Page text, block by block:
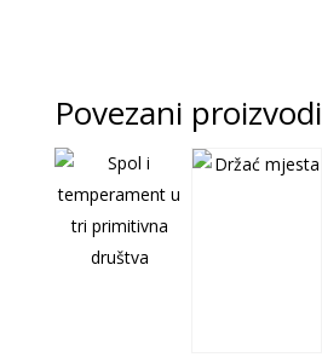
Povezani proizvodi